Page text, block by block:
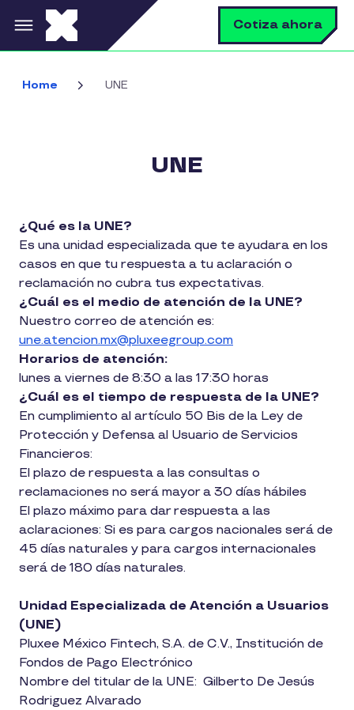
Pasar al contenido principal Cotiza ahora
Home UNE
UNE
¿Qué es la UNE?
Es una unidad especializada que te ayudara en los
casos en que tu respuesta a tu aclaración o
reclamación no cubra tus expectativas.
¿Cuál es el medio de atención de la UNE?
Nuestro correo de atención es:
une.atencion.mx@pluxeegroup.com
Horarios de atención:
lunes a viernes de 8:30 a las 17:30 horas
¿Cuál es el tiempo de respuesta de la UNE?
En cumplimiento al artículo 50 Bis de la Ley de
Protección y Defensa al Usuario de Servicios
Financieros:
El plazo de respuesta a las consultas o
reclamaciones no será mayor a 30 días hábiles
El plazo máximo para dar respuesta a las
aclaraciones: Si es para cargos nacionales será de
45 días naturales y para cargos internacionales
será de 180 días naturales.
Unidad Especializada de Atención a Usuarios
(UNE)
Pluxee México Fintech, S.A. de C.V., Institución de
Fondos de Pago Electrónico
Nombre del titular de la UNE: Gilberto De Jesús
Rodriguez Alvarado